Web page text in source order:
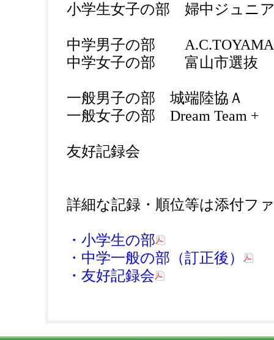
小学生女子の部 婦中ジュニ
中学男子の部 A.C.TOYAMA
中学女子の部 富山市選抜
一般男子の部 城端陸協Ａ
一般女子の部 Dream Team +
友好記録会
詳細な記録・順位等は添付フ
・小学生の部
・中学一般の部（訂正後）
・友好記録会